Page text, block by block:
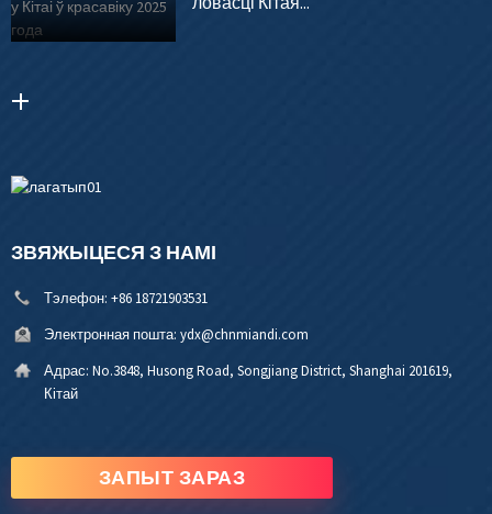
ЗВЯЖЫЦЕСЯ З НАМІ
Тэлефон: +86 18721903531
Электронная пошта: ydx@chnmiandi.com
Адрас: No.3848, Husong Road, Songjiang District, Shanghai 201619,
Кітай
ЗАПЫТ ЗАРАЗ